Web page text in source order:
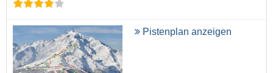
Pistenplan anzeigen